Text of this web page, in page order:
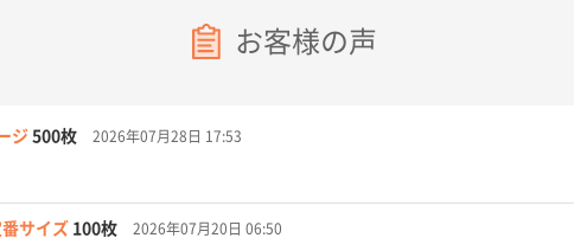
お客様の声
ジ 500枚 2026年07月28日 17:53
サイズ 100枚 2026年07月20日 06:50